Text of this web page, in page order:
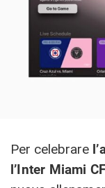
Per celebrare
l’Inter Miami CF